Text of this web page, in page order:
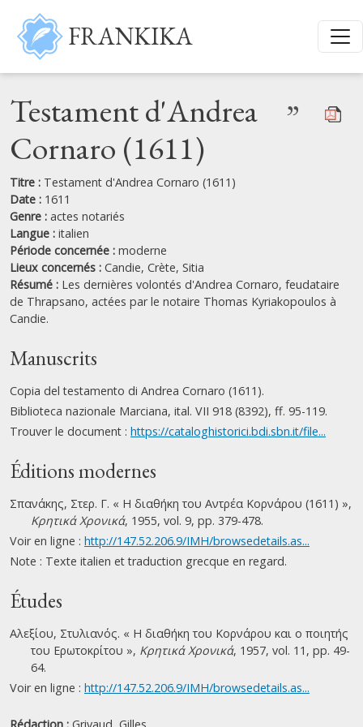
Aller au contenu principal
FRANKIKA
Testament d'Andrea
Cornaro (1611)
”
Titre : Testament d'Andrea Cornaro (1611)
Date : 1611
Genre : actes notariés
Langue : italien
Période concernée : moderne
Lieux concernés : Candie, Crète, Sitia
Résumé : Les dernières volontés d'Andrea Cornaro, feudataire
de Thrapsano, actées par le notaire Thomas Kyriakopoulos à
Candie.
Manuscrits
Copia del testamento di Andrea Cornaro (1611).
Biblioteca nazionale Marciana, ital. VII 918 (8392), ff. 95-119.
Trouver le document : https://cataloghistorici.bdi.sbn.it/file...
Éditions modernes
Σπανάκης, Στερ. Γ. « Η διαθήκη του Αντρέα Κορνάρου (1611) »,
Κρητικά Χρονικά, 1955, vol. 9, pp. 379-478.
Voir en ligne : http://147.52.206.9/IMH/browsedetails.as...
Note : Texte italien et traduction grecque en regard.
Études
Αλεξίου, Στυλιανός. « Η διαθήκη του Κορνάρου και ο ποιητής
του Ερωτοκρίτου », Κρητικά Χρονικά, 1957, vol. 11, pp. 49-
64.
Voir en ligne : http://147.52.206.9/IMH/browsedetails.as...